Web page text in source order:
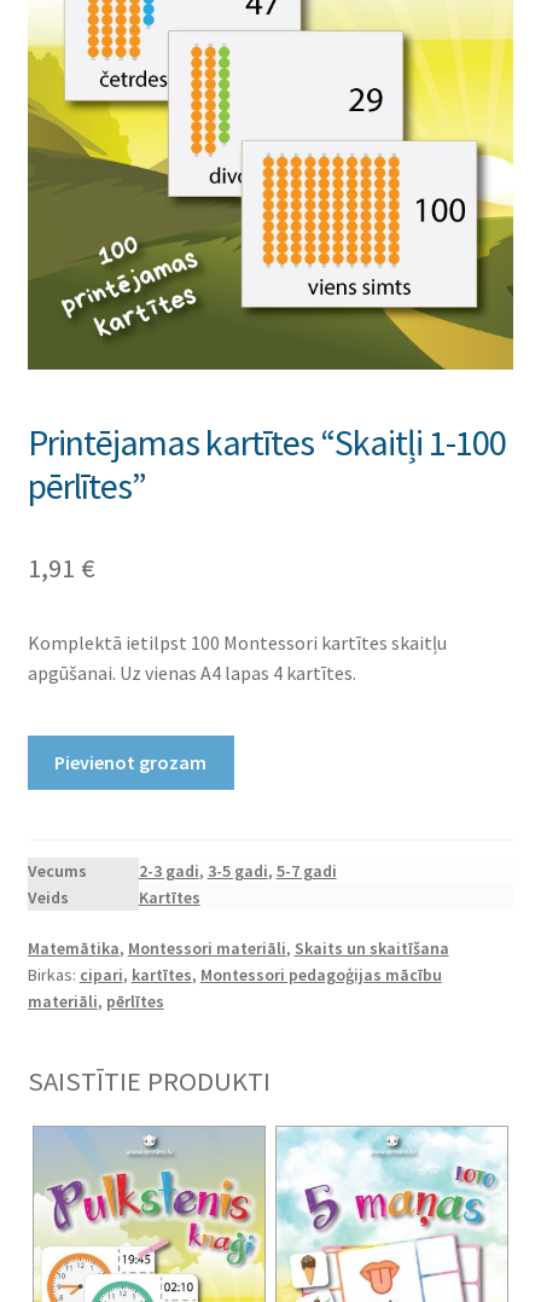
Printējamas kartītes “Skaitļi 1-100
pērlītes”
1,91 €
Komplektā ietilpst 100 Montessori kartītes skaitļu
apgūšanai. Uz vienas A4 lapas 4 kartītes.
100
pērlītes"
Pievienot grozam
Vecums 2-3 gadi, 3-5 gadi, 5-7 gadi
Veids
Kartītes
Matemātika, Montessori materiāli, Skaits un skaitīšana
Birkas: cipari, kartītes, Montessori pedagoģijas mācību
materiāli, pērlītes
SAISTĪTIE PRODUKTI